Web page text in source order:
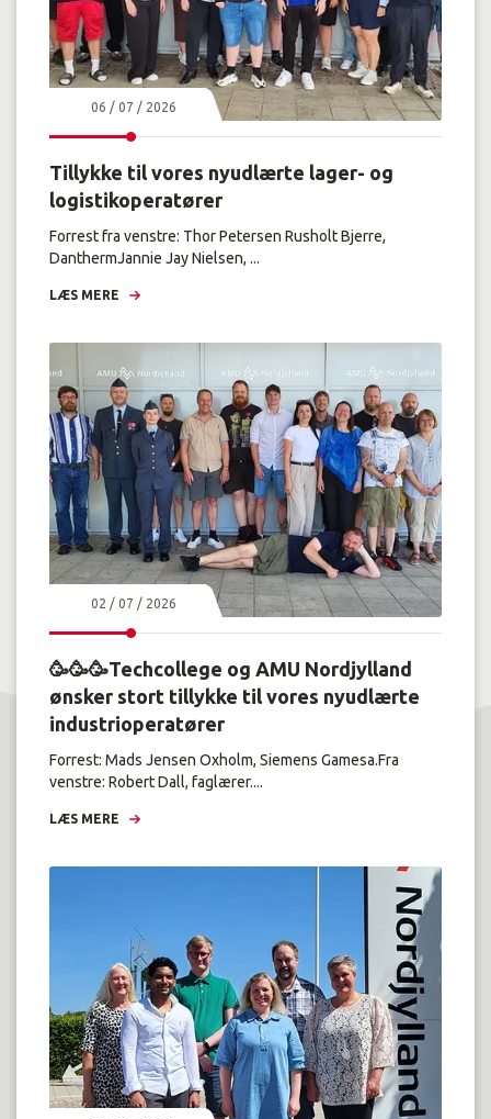
06 / 07 / 2026
Tillykke til vores nyudlærte lager- og
logistikoperatører
Forrest fra venstre: Thor Petersen Rusholt Bjerre,
DanthermJannie Jay Nielsen, ...
LÆS MERE
02 / 07 / 2026
🥳🥳🥳Techcollege og AMU Nordjylland
ønsker stort tillykke til vores nyudlærte
industrioperatører
Forrest: Mads Jensen Oxholm, Siemens Gamesa.Fra
venstre: Robert Dall, faglærer....
LÆS MERE